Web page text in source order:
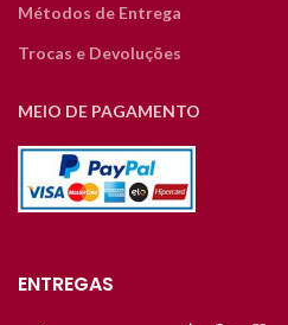
Métodos de Entrega
Trocas e Devoluções
MEIO DE PAGAMENTO
ENTREGAS